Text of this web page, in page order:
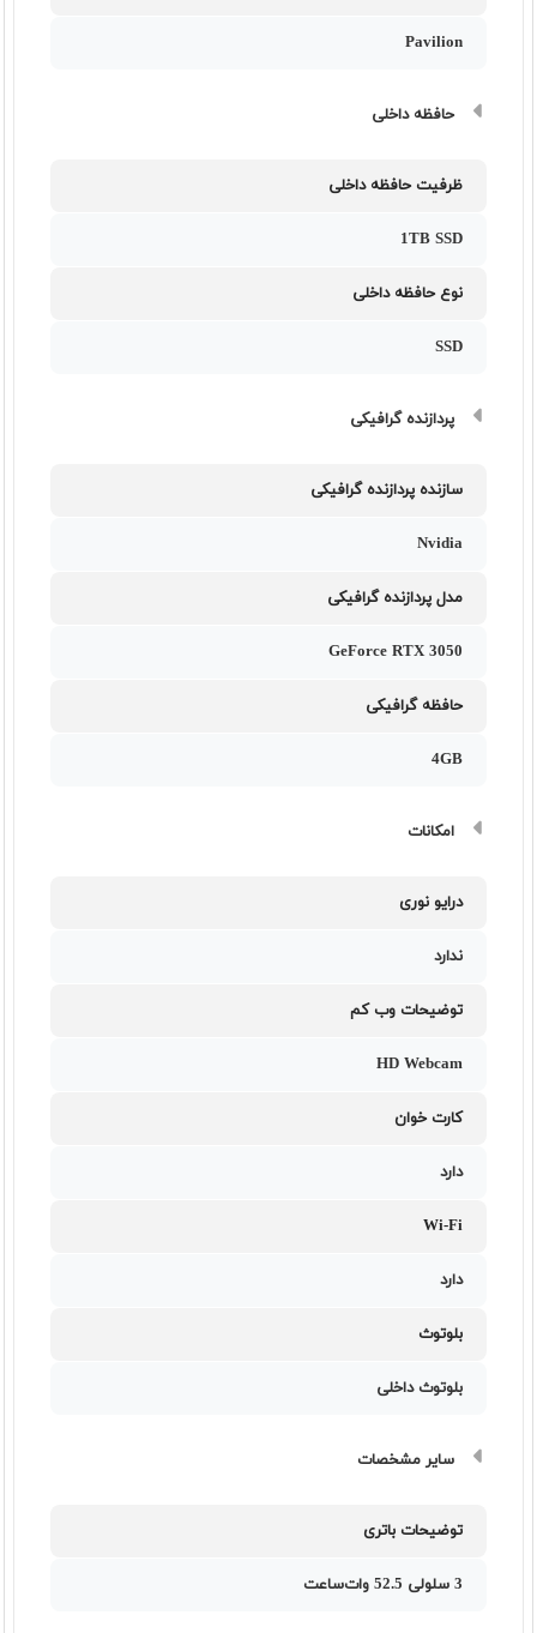
Pavilion
حافظه داخلی
ظرفیت حافظه داخلی
1TB SSD
نوع حافظه داخلی
SSD
پردازنده گرافیکی
سازنده پردازنده گرافیکی
Nvidia
مدل پردازنده گرافیکی
GeForce RTX 3050
حافظه گرافیکی
4GB
امکانات
درایو نوری
ندارد
توضیحات وب کم
HD Webcam
کارت خوان
دارد
Wi-Fi
دارد
بلوتوث
بلوتوث داخلی
سایر مشخصات
توضیحات باتری
3 سلولی 52.5 وات‌ساعت